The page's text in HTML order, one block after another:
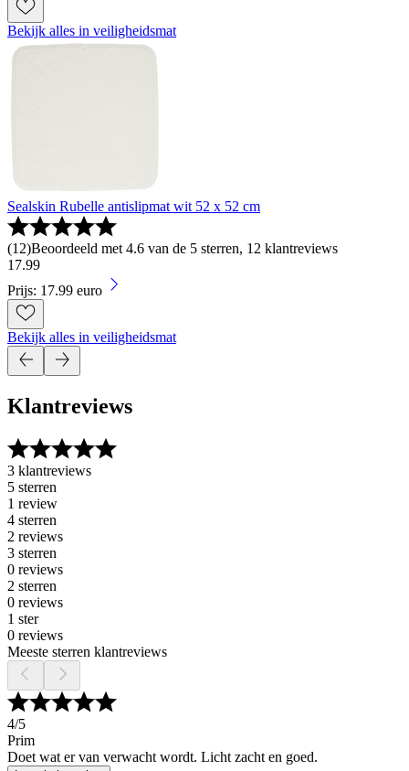
Bekijk alles in veiligheidsmat
Sealskin Rubelle antislipmat wit 52 x 52 cm
(12)Beoordeeld met 4.6 van de 5 sterren, 12 klantreviews
17.99
Prijs: 17.99 euro
Bekijk alles in veiligheidsmat
Klantreviews
3 klantreviews
5 sterren
1 review
4 sterren
2 reviews
3 sterren
0 reviews
2 sterren
0 reviews
1 ster
0 reviews
Meeste sterren klantreviews
4/5
Prim
Doet wat er van verwacht wordt. Licht zacht en goed.